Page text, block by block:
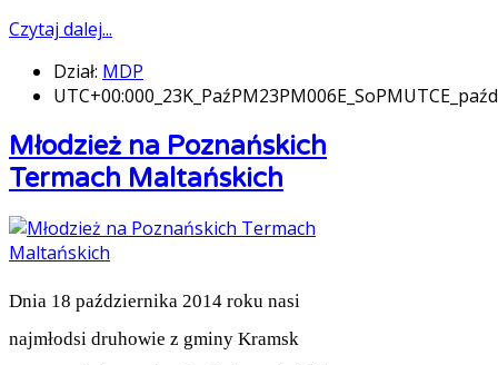
Czytaj dalej...
Dział: MDP
Młodzież na Poznańskich
Termach Maltańskich
Dnia 18 października 2014 roku nasi
najmłodsi druhowie z gminy Kramsk